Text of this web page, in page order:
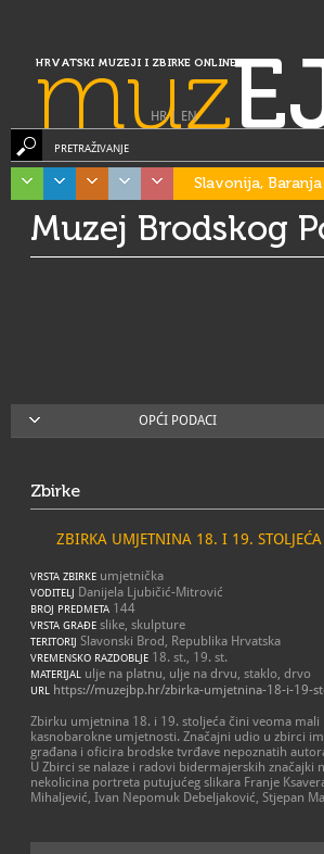
HRVATSKI MUZEJI I ZBIRKE ONLINE
muz
HR| EN
PRETRAŽIVANJE
Slavonija,
Muzej Brodskog
OPĆI PODACI
Zbirke
ZBIRKA UMJETNINA 18. I 19. STOLJEĆA
VRSTA ZBIRKE umjetnička
VODITELJ Danijela Ljubičić-Mitrović
BROJ PREDMETA 144
VRSTA GRAĐE slike, skulpture
TERITORIJ Slavonski Brod, Republika Hrvatska
VREMENSKO RAZDOBLJE 18. st., 19. st.
MATERIJAL ulje na platnu, ulje na drvu, staklo, drvo
URL https://muzejbp.hr/zbirka-umjetnina-18-i-19-
Zbirku umjetnina 18. i 19. stoljeća čini veoma
kasnobarokne umjetnosti. Značajni udio u zbirci
građana i oficira brodske tvrđave nepoznatih
U Zbirci se nalaze i radovi bidermajerskih
nekolicina portreta putujućeg slikara Franje
Mihaljević, Ivan Nepomuk Debeljaković, Stjepan